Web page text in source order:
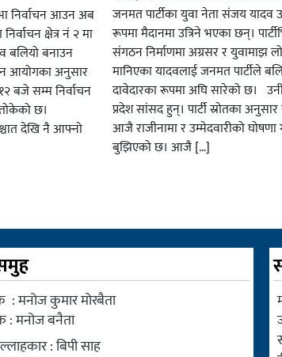
निर्वाचन आउन अब
क्षेत्र नं २ मा
बलियो बनाउन
आयोगका अनुसार
बजे सम्म निर्वाचन
छ।
देखि नै आफ्नो
जनमत पार्टीका युवा नेता संजय यादव
रूपमा मैदानमा उत्रिने भएका छन्।
संगठन निर्माणमा अग्रसर र युवामाझ
मानिएका यादवलाई जनमत पार्टीले
दावेदारका रूपमा अघि सारेको छ।
प्रदेश सांसद हुन्। पार्टी स्रोतका
आजै राजीनामा र उम्मेदवारीको घोषणा
बुझिएको छ। आजै […]
मनोज कुमार मोरबैता
: मनोज बनैता
: बिपी साह